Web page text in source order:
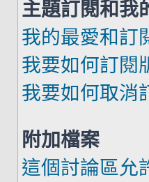
主題訂閱和我
我的最愛和訂
我要如何訂閱
我要如何取消
附加檔案
這個討論區允